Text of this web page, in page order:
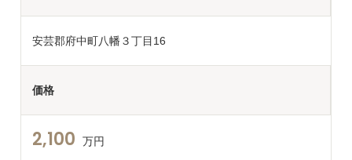
安芸郡府中町八幡３丁目16
価格
2,100 万円